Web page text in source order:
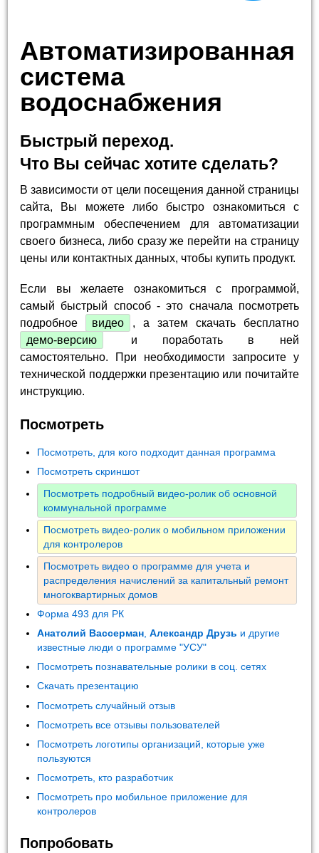
Автоматизированная
система
водоснабжения
Быстрый переход.
Что Вы сейчас хотите сделать?
В зависимости от цели посещения данной страницы
сайта, Вы можете либо быстро ознакомиться с
программным обеспечением для автоматизации
своего бизнеса, либо сразу же перейти на страницу
цены или контактных данных, чтобы купить продукт.
Если вы желаете ознакомиться с программой,
самый быстрый способ - это сначала посмотреть
подробное
видео
, а затем скачать бесплатно
демо-версию
и поработать в ней
самостоятельно. При необходимости запросите у
технической поддержки презентацию или почитайте
инструкцию.
Посмотреть
Посмотреть, для кого подходит данная программа
Посмотреть скриншот
Посмотреть подробный видео-ролик об основной
коммунальной программе
Посмотреть видео-ролик о мобильном приложении
для контролеров
Посмотреть видео о программе для учета и
распределения начислений за капитальный ремонт
многоквартирных домов
Форма 493 для РК
Анатолий Вассерман ,Александр Друзь и другие
известные люди о программе "УСУ"
Посмотреть познавательные ролики в соц. сетях
Скачать презентацию
Посмотреть случайный отзыв
Посмотреть все отзывы пользователей
Посмотреть логотипы организаций, которые уже
пользуются
Посмотреть, кто разработчик
Посмотреть про мобильное приложение для
контролеров
Попробовать